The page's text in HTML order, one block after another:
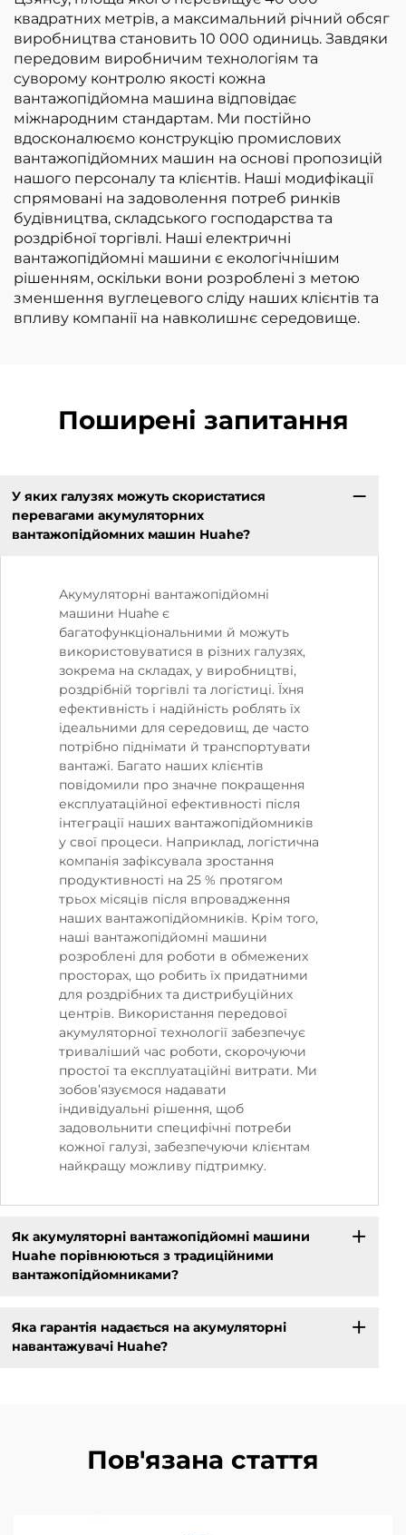
квадратних метрів, а максимальний річний обсяг
виробництва становить 10 000 одиниць. Завдяки
передовим виробничим технологіям та
суворому контролю якості кожна
вантажопідйомна машина відповідає
міжнародним стандартам. Ми постійно
вдосконалюємо конструкцію промислових
вантажопідйомних машин на основі пропозицій
нашого персоналу та клієнтів. Наші модифікації
спрямовані на задоволення потреб ринків
будівництва, складського господарства та
роздрібної торгівлі. Наші електричні
вантажопідйомні машини є екологічнішим
рішенням, оскільки вони розроблені з метою
зменшення вуглецевого сліду наших клієнтів та
впливу компанії на навколишнє середовище.
Поширені запитання
У яких галузях можуть скористатися
перевагами акумуляторних
вантажопідйомних машин Huahe?
Акумуляторні вантажопідйомні
машини Huahe є
багатофункціональними й можуть
використовуватися в різних галузях,
зокрема на складах, у виробництві,
роздрібній торгівлі та логістиці. Їхня
ефективність і надійність роблять їх
ідеальними для середовищ, де часто
потрібно піднімати й транспортувати
вантажі. Багато наших клієнтів
повідомили про значне покращення
експлуатаційної ефективності після
інтеграції наших вантажопідйомників
у свої процеси. Наприклад, логістична
компанія зафіксувала зростання
продуктивності на 25 % протягом
трьох місяців після впровадження
наших вантажопідйомників. Крім того,
наші вантажопідйомні машини
розроблені для роботи в обмежених
просторах, що робить їх придатними
для роздрібних та дистрибуційних
центрів. Використання передової
акумуляторної технології забезпечує
триваліший час роботи, скорочуючи
простої та експлуатаційні витрати. Ми
зобов’язуємося надавати
індивідуальні рішення, щоб
задовольнити специфічні потреби
кожної галузі, забезпечуючи клієнтам
найкращу можливу підтримку.
Як акумуляторні вантажопідйомні машини
Huahe порівнюються з традиційними
вантажопідйомниками?
Яка гарантія надається на акумуляторні
навантажувачі Huahe?
Пов'язана стаття